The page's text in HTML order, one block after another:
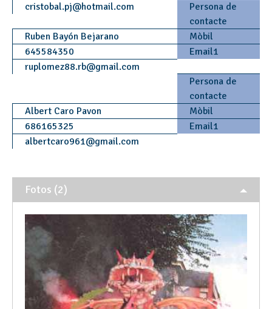
cristobal.pj@hotmail.com
Persona de
contacte
Ruben Bayón Bejarano
Mòbil
645584350
Email1
ruplomez88.rb@gmail.com
Persona de
contacte
Albert Caro Pavon
Mòbil
686165325
Email1
albertcaro961@gmail.com
Fotos (2)